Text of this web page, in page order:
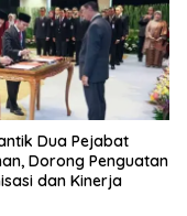
Dua Pejabat
Dorong Penguatan
dan Kinerja